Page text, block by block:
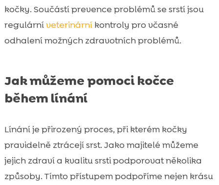
kočky. Součástí prevence problémů se srstí jsou
regulárníveterinárníkontroly pro včasné
odhalení možných zdravotních problémů.
Jak můžeme pomoci kočce
během línání
Línání je přirozený proces, při kterém kočky
pravidelně ztrácejí srst. Jako majitelé můžeme
jejich zdraví a kvalitu srsti podporovat několika
způsoby. Tímto přístupem podpoříme nejen krásu